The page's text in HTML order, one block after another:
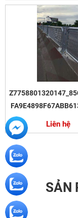
Liên hệ
SẢN